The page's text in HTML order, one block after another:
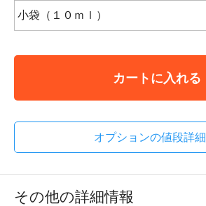
カートに入れる
オプションの値段詳細
その他の詳細情報